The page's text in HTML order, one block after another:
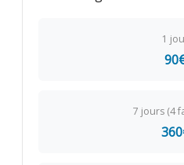
1
7 jours (4